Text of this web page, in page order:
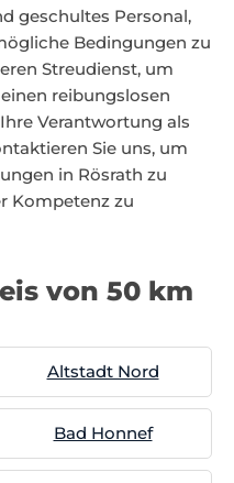
geschultes Personal,
Bedingungen zu
Streudienst, um
reibungslosen
Verantwortung als
Sie uns, um
in Rösrath zu
Kompetenz zu
von 50 km
Altstadt Nord
Bad Honnef